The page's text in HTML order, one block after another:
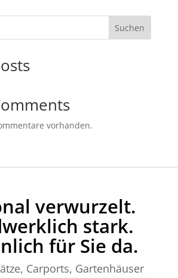
Suchen
vorhanden.
verwurzelt.
stark.
für Sie da.
Carports, Gartenhäuser